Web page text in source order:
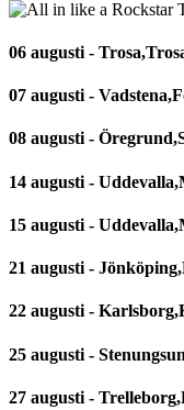
06 augusti -
07 augusti -
08 augusti -
14 augusti -
15 augusti -
21 augusti -
22 augusti -
25 augusti -
27 augusti -